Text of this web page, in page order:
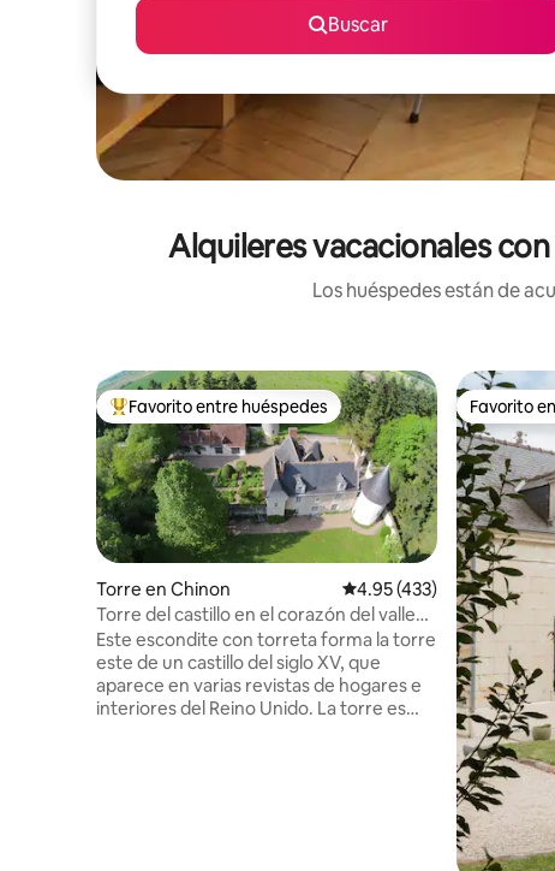
Buscar
Alquileres vacacionales
Los huéspedes están de
Favorito entre huéspedes preferido
Favorito entre huéspedes
Torre en Chinon Calificación promedio:
4.95 (433)
Torre del castillo en el corazón del valle
del Loira
Este escondite con torreta forma la torre
este de un castillo del siglo XV, que
aparece en varias revistas de hogares e
interiores del Reino Unido. La torre es
Favorito
Favorito